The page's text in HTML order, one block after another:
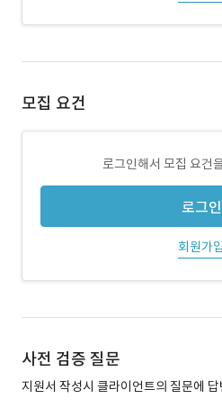
모집 요건
로그인해서 모집 요건
로그인
회원가입
사전 검증 질문
지원서 작성시 클라이언트의 질문에